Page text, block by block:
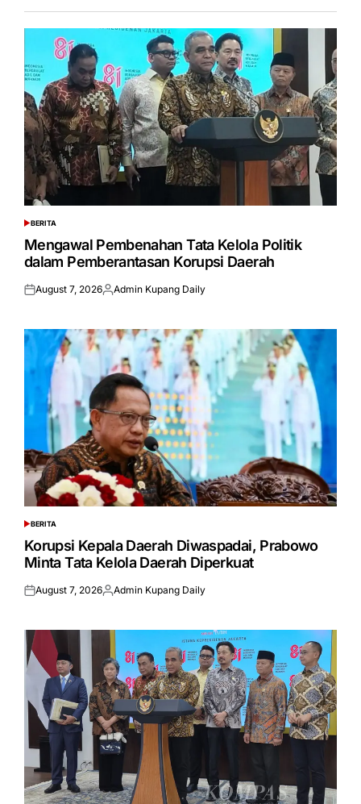
POSTED
IN
BERITA
Mengawal Pembenahan Tata Kelola Politik
dalam Pemberantasan Korupsi Daerah
Posted
August 7, 2026Posted
Admin Kupang Daily
POSTED
IN
BERITA
Korupsi Kepala Daerah Diwaspadai, Prabowo
Minta Tata Kelola Daerah Diperkuat
Posted
August 7, 2026Posted
Admin Kupang Daily